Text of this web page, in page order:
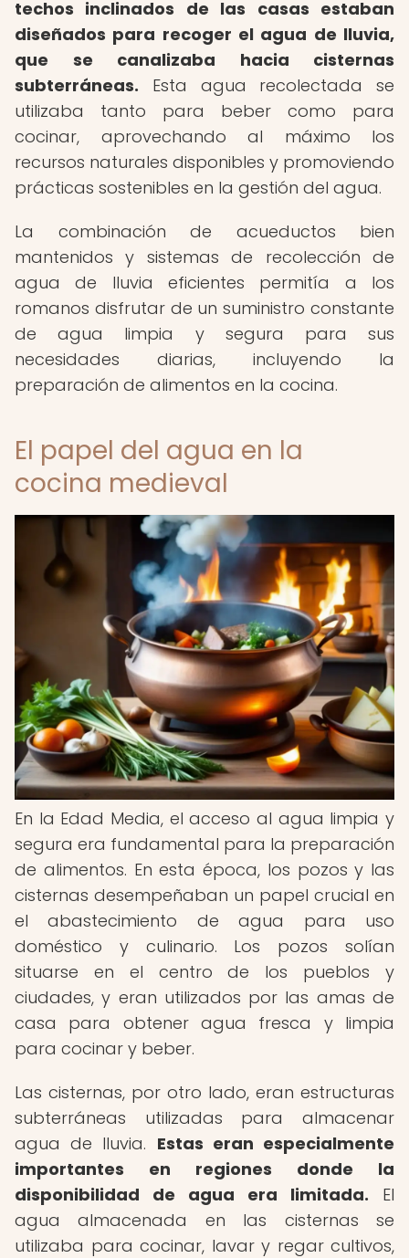
techos inclinados de las casas estaban
diseñados para recoger el agua de lluvia,
que se canalizaba hacia cisternas
subterráneas. Esta agua recolectada se
utilizaba tanto para beber como para
cocinar, aprovechando al máximo los
recursos naturales disponibles y promoviendo
prácticas sostenibles en la gestión del agua.
La combinación de acueductos bien
mantenidos y sistemas de recolección de
agua de lluvia eficientes permitía a los
romanos disfrutar de un suministro constante
de agua limpia y segura para sus
necesidades diarias, incluyendo la
preparación de alimentos en la cocina.
El papel del agua en la
cocina medieval
En la Edad Media, el acceso al agua limpia y
segura era fundamental para la preparación
de alimentos. En esta época, los pozos y las
cisternas desempeñaban un papel crucial en
el abastecimiento de agua para uso
doméstico y culinario. Los pozos solían
situarse en el centro de los pueblos y
ciudades, y eran utilizados por las amas de
casa para obtener agua fresca y limpia
para cocinar y beber.
Las cisternas, por otro lado, eran estructuras
subterráneas utilizadas para almacenar
agua de lluvia. Estas eran especialmente
importantes en regiones donde la
disponibilidad de agua era limitada. El
agua almacenada en las cisternas se
utilizaba para cocinar, lavar y regar cultivos,